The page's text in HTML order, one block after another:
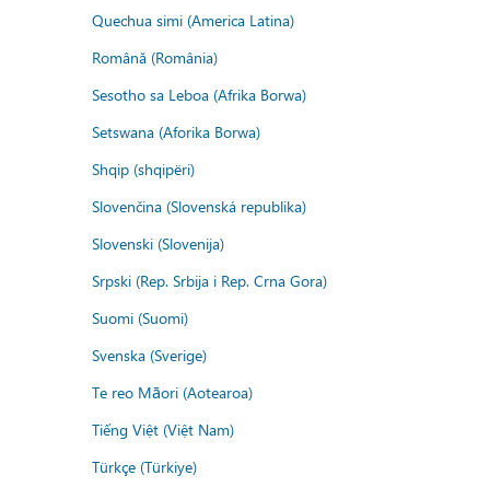
Quechua simi (America Latina)
Română (România)
Sesotho sa Leboa (Afrika Borwa)
Setswana (Aforika Borwa)
Shqip (shqipëri)
Slovenčina (Slovenská republika)
Slovenski (Slovenija)
Srpski (Rep. Srbija i Rep. Crna Gora)
Suomi (Suomi)
Svenska (Sverige)
Te reo Māori (Aotearoa)
Tiếng Việt (Việt Nam)
Türkçe (Türkiye)